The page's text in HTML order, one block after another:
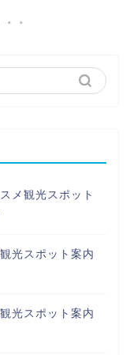
メ観光スポット
光スポット案内
光スポット案内